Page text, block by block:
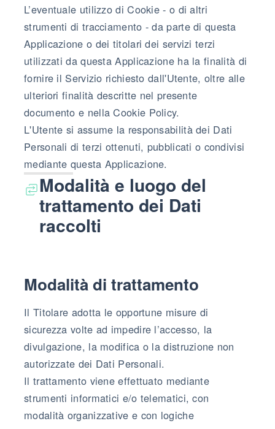
L’eventuale utilizzo di Cookie - o di altri
strumenti di tracciamento - da parte di questa
Applicazione o dei titolari dei servizi terzi
utilizzati da questa Applicazione ha la finalità di
fornire il Servizio richiesto dall'Utente, oltre alle
ulteriori finalità descritte nel presente
documento e nella Cookie Policy.
L'Utente si assume la responsabilità dei Dati
Personali di terzi ottenuti, pubblicati o condivisi
mediante questa Applicazione.
Modalità e luogo del
trattamento dei Dati
raccolti
Modalità di trattamento
Il Titolare adotta le opportune misure di
sicurezza volte ad impedire l’accesso, la
divulgazione, la modifica o la distruzione non
autorizzate dei Dati Personali.
Il trattamento viene effettuato mediante
strumenti informatici e/o telematici, con
modalità organizzative e con logiche